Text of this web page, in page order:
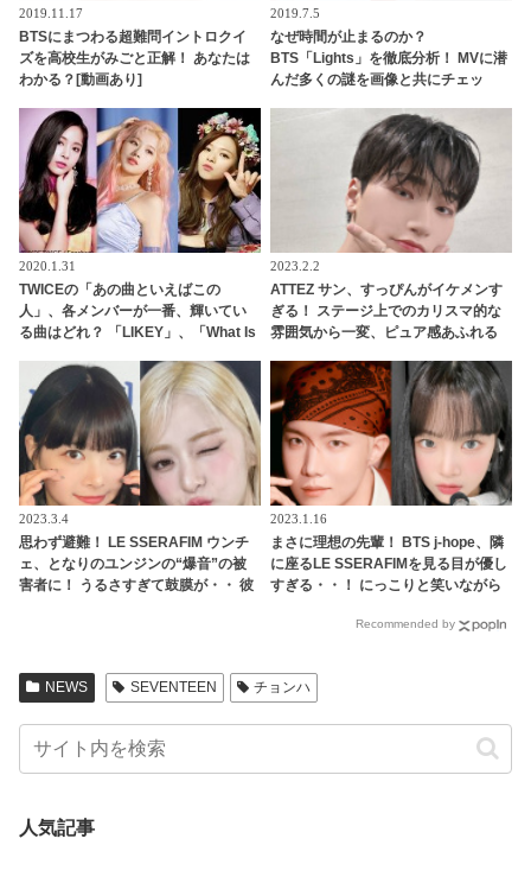
2019.11.17
BTSにまつわる超難問イントロクイ
ズを高校生がみごと正解！ あなたは
わかる？[動画あり]
2019.7.5
なぜ時間が止まるのか？
BTS「Lights」を徹底分析！ MVに潜
んだ多くの謎を画像と共にチェッ
2020.1.31
TWICEの「あの曲といえばこの
人」、各メンバーが一番、輝いてい
る曲はどれ？ 「LIKEY」、「What Is
2023.2.2
ATTEZ サン、すっぴんがイケメンす
ぎる！ ステージ上でのカリスマ的な
雰囲気から一変、ピュア感あふれる
2023.3.4
思わず避難！ LE SSERAFIM ウンチ
ェ、となりのユンジンの“爆音”の被
害者に！ うるさすぎて鼓膜が・・ 彼
2023.1.16
まさに理想の先輩！ BTS j-hope、隣
に座るLE SSERAFIMを見る目が優し
すぎる・・！ にっこりと笑いながら
現れた行動に胸キュン
Recommended by
NEWS SEVENTEEN チョンハ
人気記事